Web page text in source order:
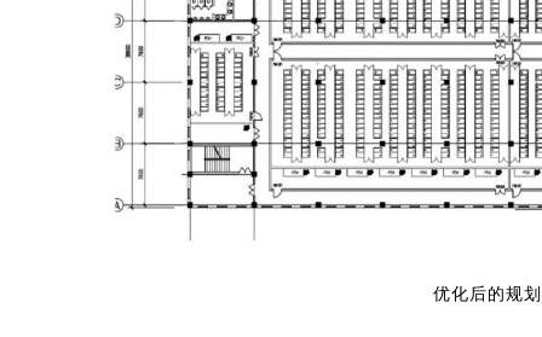
优化后的规